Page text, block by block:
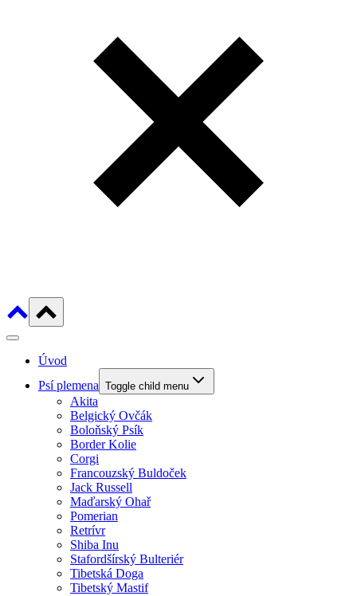
Úvod
Psí plemena Toggle child menu
Akita
Belgický Ovčák
Boloňský Psík
Border Kolie
Corgi
Francouzský Buldoček
Jack Russell
Maďarský Ohař
Pomerian
Retrívr
Shiba Inu
Stafordšírský Bulteriér
Tibetská Doga
Tibetský Mastif